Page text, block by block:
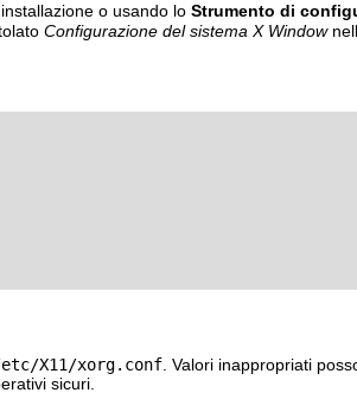
o usando lo Strumento di
Configurazione del sistema X Window
X11/xorg.conf . Valori inappropriati
sicuri.